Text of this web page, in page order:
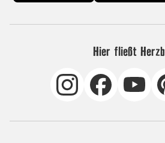
Hier fließt